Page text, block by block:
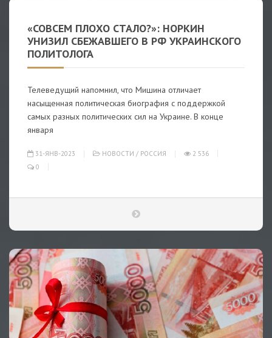
«СОВСЕМ ПЛОХО СТАЛО?»: НОРКИН
УНИЗИЛ СБЕЖАВШЕГО В РФ УКРАИНСКОГО
ПОЛИТОЛОГА
Телеведущий напомнил, что Мишина отличает
насыщенная политическая биография с поддержкой
самых разных политических сил на Украине. В конце
января
31-ЯНВ-2023 НОВОСТИ / РОССИЯ
2 536
0